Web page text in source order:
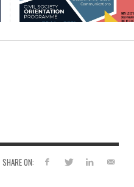
SHARE ON: